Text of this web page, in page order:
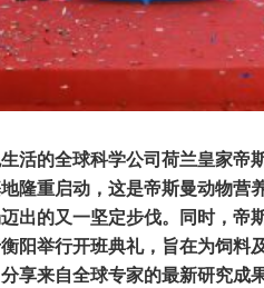
活的全球科学公司荷兰皇家帝
隆重启动，这是帝斯曼动物营
出的又一坚定步伐。同时，帝
阳举行开班典礼，旨在为饲料
享来自全球专家的最新研究成